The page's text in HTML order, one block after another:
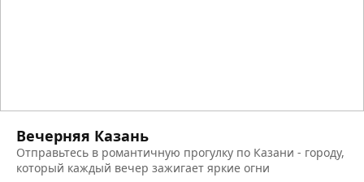
Вечерняя Казань
Отправьтесь в романтичную прогулку по Казани - городу,
который каждый вечер зажигает яркие огни